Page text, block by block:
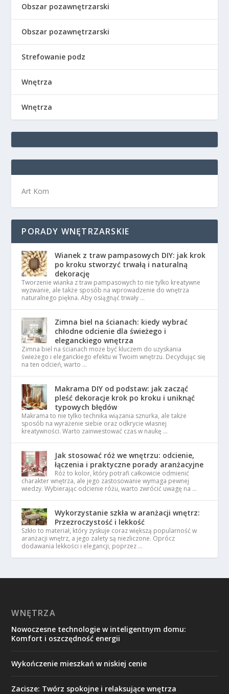
Obszar pozawnętrzarski
Obszar pozawnętrzarski
Strefowanie podz
Wnętrza
Wnętrza
Art Kom
PORADY WNĘTRZARSKIE
Wianek z traw pampasowych DIY: jak krok
po kroku stworzyć trwałą i naturalną
dekorację
Tworzenie wianka z traw pampasowych to nie tylko kreatywne
wyzwanie, ale także sposób na wprowadzenie do wnętrza
naturalnego piękna. Aby osiągnąć trwały …
Zimna biel na ścianach: kiedy wybrać
chłodne odcienie dla świeżego i
eleganckiego wnętrza
Zimna biel na ścianach może być kluczem do uzyskania
świeżego i eleganckiego efektu w Twoim wnętrzu. Decydując się
na ten odcień, warto …
Makrama DIY od podstaw: jak zacząć
pleść dekoracje krok po kroku i uniknąć
typowych błędów
Makrama to nie tylko technika wiązania sznurka, ale także
sposób na wyrażenie siebie oraz odkrycie własnej
kreatywności. Warto zainwestować czas w naukę …
Jak stosować róż we wnętrzu: odcienie,
łączenia i praktyczne porady aranżacyjne
Róż to kolor, który potrafi całkowicie odmienić
charakter wnętrza, ale jego zastosowanie wymaga pewnej
wiedzy. Wybierając odcienie różu, warto zwrócić uwagę na …
Wykorzystanie szkła w aranżacji wnętrz:
Przezroczystość i lekkość
Szkło to materiał, który zyskuje coraz większą popularność w
aranżacji wnętrz, a jego zalety są niezliczone. Oprócz
dodawania lekkości i elegancji, poprzez …
WNĘTRZA
Nowoczesne technologie w inteligentnym domu:
Komfort i oszczędność energii
Wykończenie mieszkań w niskiej cenie
Zacisze: Twórz spokojne i relaksujące wnętrza